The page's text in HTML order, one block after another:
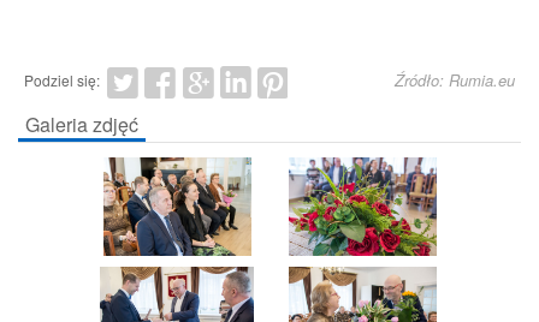
Podziel się: Źródło: Rumia.eu
Galeria zdjęć